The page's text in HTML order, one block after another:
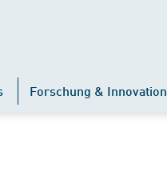
Forschung & Innovation